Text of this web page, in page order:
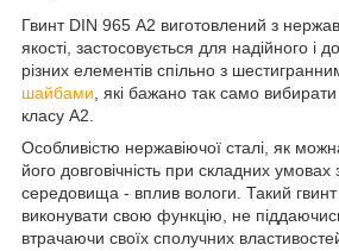
Гвинт DIN 965 А2 виготовлений з
якості, застосовується для надійного і
різних елементів спільно з
шайбами , які бажано так само
класу А2.
Особливістю нержавіючої сталі, як
його довговічність при складних умовах
середовища - вплив вологи. Такий
виконувати свою функцію, не піддаючись
втрачаючи своїх сполучних